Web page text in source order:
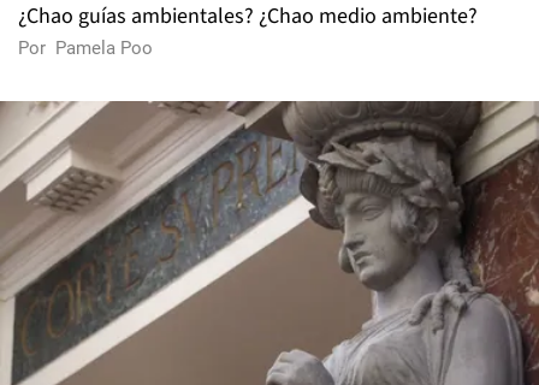
¿Chao guías ambientales? ¿Chao medio ambiente?
Por Pamela Poo